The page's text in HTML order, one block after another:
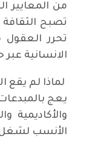
من المعايير
تصبح
تحرر العقول
الانسانية
لماذا لم يقع
يعج بالمبدعات
والأكاديمية
الأنسب لشغل